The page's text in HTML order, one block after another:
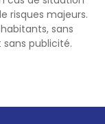
risques majeurs.
sans
publicité.